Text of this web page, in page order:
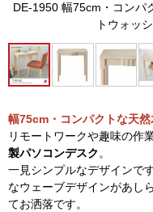
DE-1950 幅75cm・コンパ
トウォッ
幅75cm・コンパクトな天
リモートワークや趣味の作
製パソコンデスク 。
一見シンプルなデザインで
なウェーブデザインがあし
てお洒落です。